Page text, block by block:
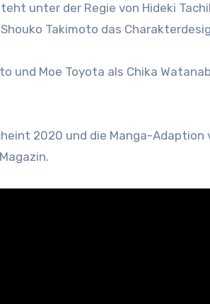
unter der Regie von Hideki
Takimoto das
und Moe Toyota als Chika
2020 und die Manga-Adaption